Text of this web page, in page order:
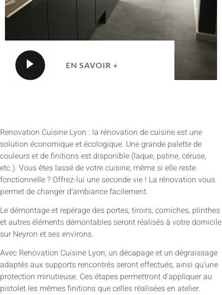
EN SAVOIR +
Renovation Cuisine Lyon : la rénovation de cuisine est une
solution économique et écologique. Une grande palette de
couleurs et de finitions est disponible (laque, patine, céruse,
etc.). Vous êtes lassé de votre cuisine, même si elle reste
fonctionnelle ? Offrez-lui une seconde vie ! La rénovation vous
permet de changer d’ambiance facilement.
Le démontage et repérage des portes, tiroirs, corniches, plinthes
et autres éléments démontables seront réalisés à votre domicile
sur Neyron et ses environs.
Avec Renovation Cuisine Lyon, un décapage et un dégraissage
adaptés aux supports rencontrés seront effectués, ainsi qu’une
protection minutieuse. Ces étapes permettront d’appliquer au
pistolet les mêmes finitions que celles réalisées en atelier.